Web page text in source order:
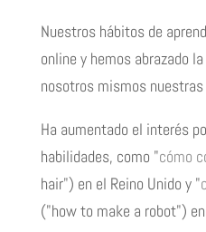
Nuestros hábitos de
online y hemos abrazado
nosotros mismos
Ha aumentado el interés
habilidades, como "cómo
hair") en el Reino Unido y "
("how to make a robot")